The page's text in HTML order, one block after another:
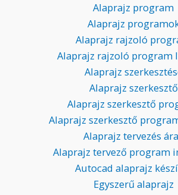
Alaprajz program
Alaprajz
Alaprajz rajzoló
Alaprajz rajzoló program
Alaprajz
Alaprajz szerkesztő
Alaprajz szerkesztő
Alaprajz szerkesztő
Alaprajz tervezés
Alaprajz tervező program
Autocad alaprajz
Egyszerű alaprajz